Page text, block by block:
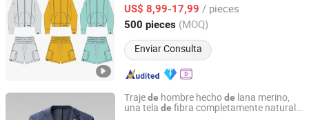
atuendo casualdeportivo para
y otoño
US$ 8,99-17,99 / pieces
500 pieces (MOQ)
Enviar Consulta
Zhejiang, China Desde 2025
Trajede hombre hechode lana merino,
una tela de fibra completamente natural.
Yiwu Lanyun Trading Co., Ltd.